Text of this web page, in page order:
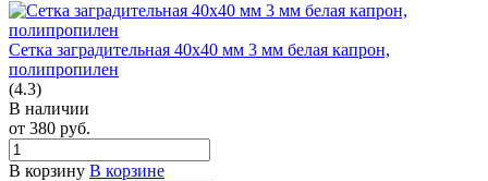
Сетка заградительная 40х40 мм 3 мм белая капрон,
полипропилен
(4.3)
В наличии
от 380 руб.
В корзину В корзине